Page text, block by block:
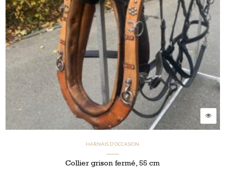
HARNAIS D'OCCASION
Collier grison fermé, 55 cm